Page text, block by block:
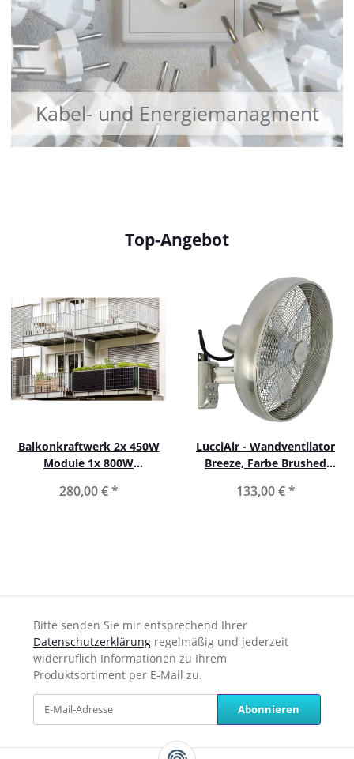
Kabel- und Energiemanagment
Top-Angebot
Balkonkraftwerk 2x 450W
Module 1x 800W
Kabelsatz
280,00 €*
LucciAir - Wandventilator
Breeze, Farbe Brushed
133,00 €*
Bitte senden Sie mir entsprechend Ihrer
Datenschutzerklärung regelmäßig und jederzeit
widerruflich Informationen zu Ihrem
Produktsortiment per E-Mail zu.
Abonnieren